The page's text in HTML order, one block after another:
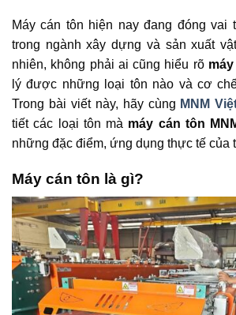
Máy cán tôn hiện nay đang đóng vai
trong ngành xây dựng và sản xuất
nhiên, không phải ai cũng hiểu rõ
lý được những loại tôn nào và cơ
Trong bài viết này, hãy cùng MNM
tiết các loại tôn mà máy cán tôn
những đặc điểm, ứng dụng thực tế của
Máy cán tôn là gì?